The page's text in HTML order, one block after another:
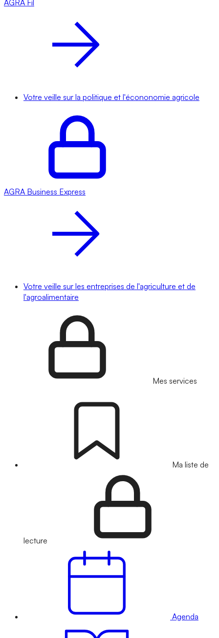
AGRA Fil
Votre veille sur la politique et l'écononomie agricole
AGRA Business Express
Votre veille sur les entreprises de l'agriculture et de
l'agroalimentaire
Mes services
Ma liste de
lecture
Agenda